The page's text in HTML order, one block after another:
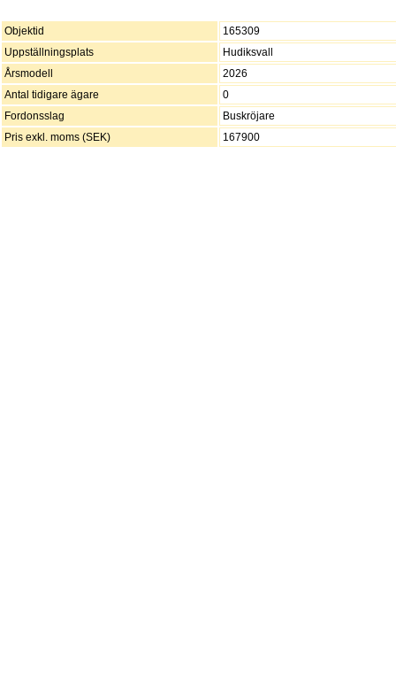
Objektid
165309
Uppställningsplats
Hudiksvall
Årsmodell
2026
Antal tidigare ägare
0
Fordonsslag
Buskröjare
Pris exkl. moms (SEK)
167900